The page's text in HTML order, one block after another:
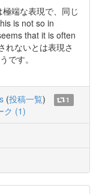
端な表現で、同じ
is not so in
that it is often
れないとは表現さ
です。
(投稿一覧)
1
ク (1)